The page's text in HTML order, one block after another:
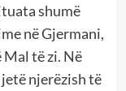
shumë
në Gjermani,
Mal të zi. Në
njerëzish të